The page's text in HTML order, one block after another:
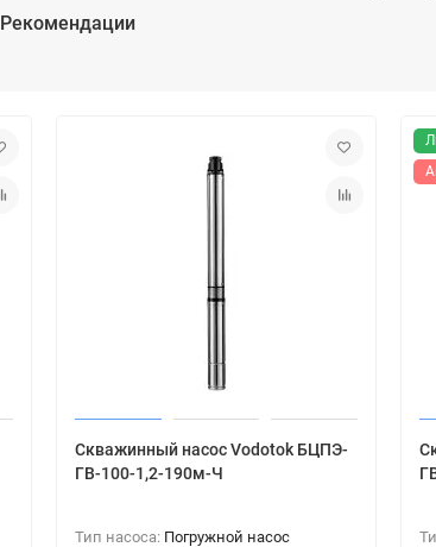
Рекомендации
Скважинный насос Vodotok БЦПЭ-
ГВ-100-1,2-190м-Ч
Тип насоса: Погружной насос